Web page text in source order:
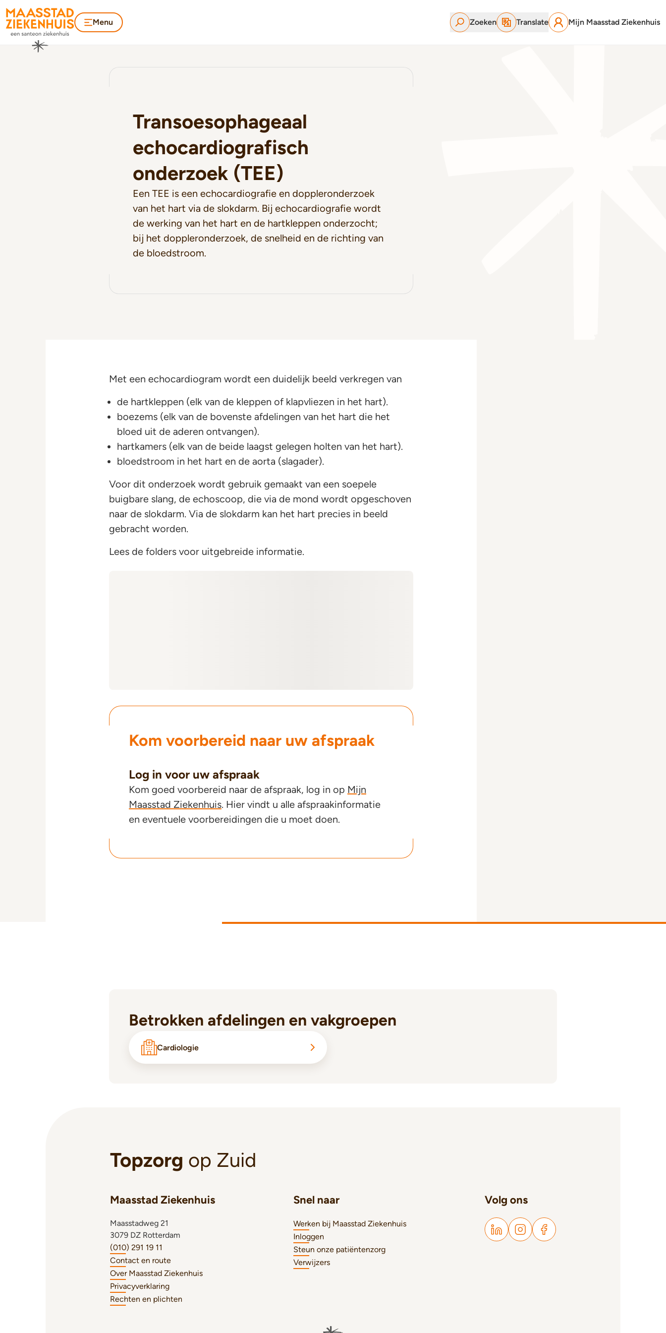
Menu Zoeken Translate Mijn Maasstad Ziekenhuis
Transoesophageaal
echocardiografisch
onderzoek (TEE)
Een TEE is een echocardiografie en doppleronderzoek
van het hart via de slokdarm. Bij echocardiografie wordt
de werking van het hart en de hartkleppen onderzocht;
bij het doppleronderzoek, de snelheid en de richting van
de bloedstroom.
Met een echocardiogram wordt een duidelijk beeld verkregen van
de hartkleppen (elk van de kleppen of klapvliezen in het hart).
boezems (elk van de bovenste afdelingen van het hart die het
bloed uit de aderen ontvangen).
hartkamers (elk van de beide laagst gelegen holten van het hart).
bloedstroom in het hart en de aorta (slagader).
Voor dit onderzoek wordt gebruik gemaakt van een soepele
buigbare slang, de echoscoop, die via de mond wordt opgeschoven
naar de slokdarm. Via de slokdarm kan het hart precies in beeld
gebracht worden.
Lees de folders voor uitgebreide informatie.
Kom voorbereid naar uw afspraak
Log in voor uw afspraak
Kom goed voorbereid naar de afspraak, log in op Mijn
Maasstad Ziekenhuis. Hier vindt u alle afspraakinformatie
en eventuele voorbereidingen die u moet doen.
Betrokken afdelingen en vakgroepen
Cardiologie
Topzorg op Zuid
Maasstad Ziekenhuis
Maasstadweg 21
3079 DZ Rotterdam
(010) 291 19 11
Contact en route
Over Maasstad Ziekenhuis
Privacyverklaring
Rechten en plichten
Snel naar
Werken bij Maasstad Ziekenhuis
Inloggen
Steun onze patiëntenzorg
Verwijzers
Volg ons